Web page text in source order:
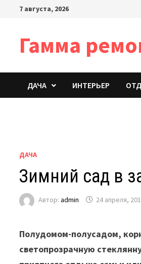
Перейти7 августа, 2026
Гамма
ДАЧА ИНТЕРЬЕР
ДАЧА
Зимний сад в
Автор:admin 24 апреля,
Полудомом-полусадом,
светопрозрачную